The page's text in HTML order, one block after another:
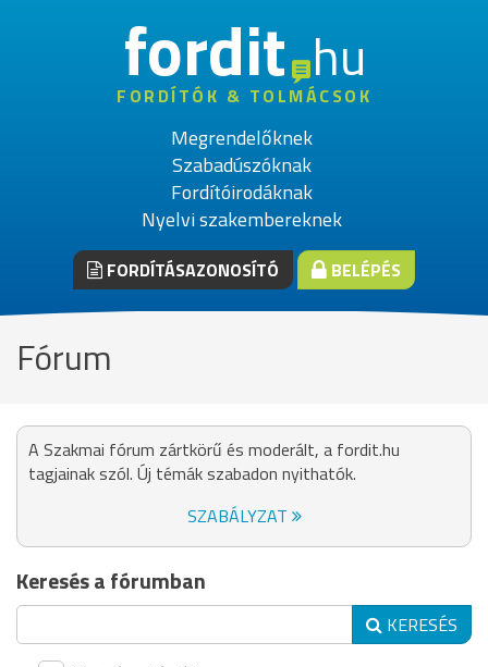
fordithu
FORDÍTÓK & TOLMÁCSOK
Megrendelőknek
Szabadúszóknak
Fordítóirodáknak
Nyelvi szakembereknek
FORDÍTÁSAZONOSÍTÓ BELÉPÉS
Fórum
A Szakmai fórum zártkörű és moderált, a fordit.hu
tagjainak szól. Új témák szabadon nyithatók.
SZABÁLYZAT
Keresés a fórumban
KERESÉS